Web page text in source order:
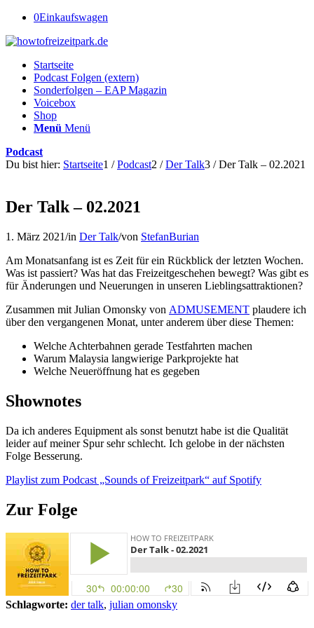
0Einkaufswagen
Startseite
Podcast Folgen (extern)
Sonderfolgen – EAP Magazin
Voicebox
Shop
Menü Menü
Podcast
Du bist hier: Startseite1 / Podcast2 / Der Talk3 / Der Talk – 02.2021
Der Talk – 02.2021
1. März 2021/in Der Talk/von StefanBurian
Am Monatsanfang ist es Zeit für ein Rückblick der letzten Wochen.
Was ist passiert? Was hat das Freizeitgeschehen bewegt? Was gibt es
für Änderungen und Neuerungen in unseren Lieblingsattraktionen?
Zusammen mit Julian Omonsky von ADMUSEMENT plaudere ich
über den vergangenen Monat, unter anderem über diese Themen:
Welche Achterbahnen gerade Testfahrten machen
Warum Malaysia langwierige Parkprojekte hat
Welche Neueröffnung hat es gegeben
Shownotes
Da ich anderes Equipment als sonst benutzt habe ist die Qualität
leider auf meiner Spur sehr schlecht. Ich gelobe in der nächsten
Folge Besserung.
Playlist zum Podcast „Sounds of Freizeitpark“ auf Spotify
Zur Folge
Schlagworte: der talk, julian omonsky